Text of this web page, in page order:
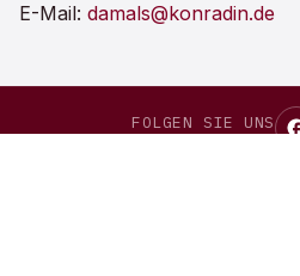
E-Mail: damals@konradin.de
FOLGEN SIE UNS